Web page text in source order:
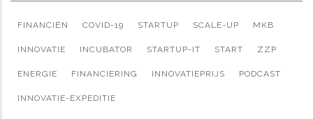
FINANCIËN COVID-19 STARTUP SCALE-UP MKB
INNOVATIE INCUBATOR STARTUP-IT START ZZP
ENERGIE FINANCIERING INNOVATIEPRIJS PODCAST
INNOVATIE-EXPEDITIE